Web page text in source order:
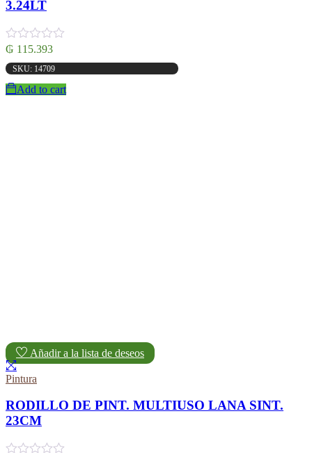
3.24LT
₲ 115.393
SKU: 14709
Add to cart
Añadir a la lista de deseos
Pintura
RODILLO DE PINT. MULTIUSO LANA SINT.
23CM